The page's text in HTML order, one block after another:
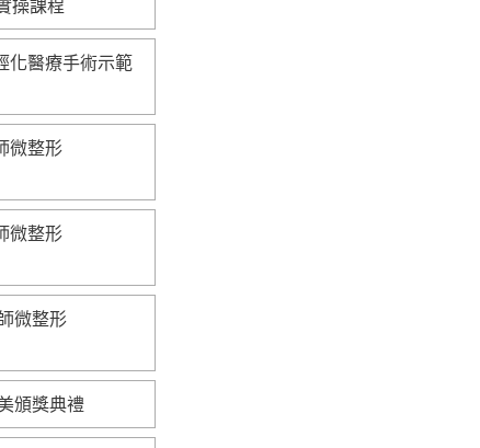
操課程
化醫療手術示範
微整形
微整形
微整形
頒獎典禮